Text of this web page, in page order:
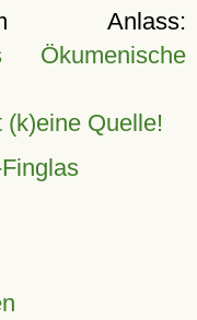
Anlass:
Quelle!